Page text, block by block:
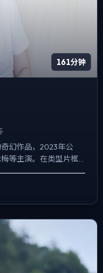
161分钟
幻作品，2023年公
等主演。在类型片框
张奇观，而来自信息...